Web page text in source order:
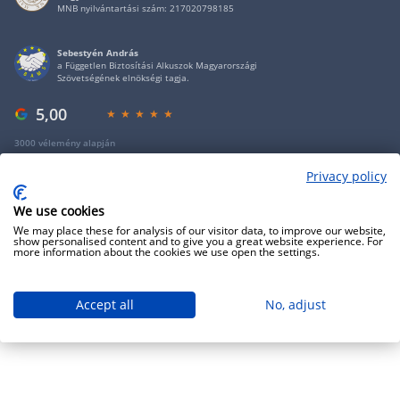
MNB nyilvántartási szám: 217020798185
Sebestyén András
a Független Biztosítási Alkuszok Magyarországi
Szövetségének elnökségi tagja.
5,00
3000 vélemény alapján
Privacy policy
We use cookies
We may place these for analysis of our visitor data, to improve our website,
show personalised content and to give you a great website experience. For
more information about the cookies we use open the settings.
Accept all No, adjust